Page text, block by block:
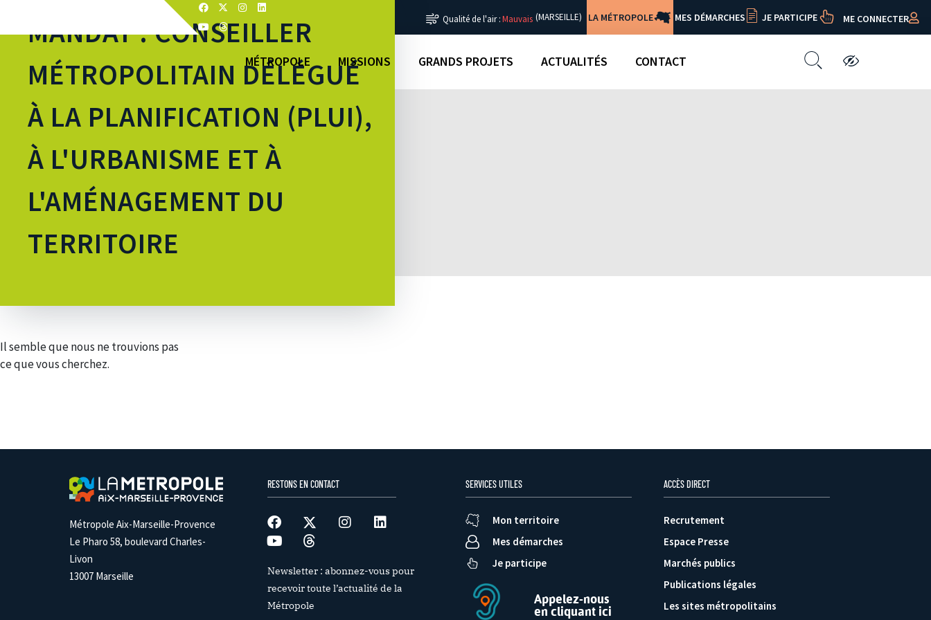
Qualité de l'air :Mauvais (MARSEILLE) LA MÉTROPOLE MES DÉMARCHES JE PARTICIPE ME CONNECTER
MÉTROPOLE MISSIONS GRANDS PROJETS ACTUALITÉS CONTACT
MANDAT : CONSEILLER
MÉTROPOLITAIN DÉLÉGUÉ
À LA PLANIFICATION (PLUI),
À L'URBANISME ET À
L'AMÉNAGEMENT DU
TERRITOIRE
Il semble que nous ne trouvions pas
ce que vous cherchez.
Métropole Aix-Marseille-Provence
Le Pharo 58, boulevard Charles-
Livon
13007 Marseille
RESTONS EN CONTACT
Newsletter : abonnez-vous pour
recevoir toute l’actualité de la
Métropole
SERVICES UTILES
Mon territoire
Mes démarches
Je participe
Appelez-nous
en cliquant ici
ACCÈS DIRECT
Recrutement
Espace Presse
Marchés publics
Publications légales
Les sites métropolitains